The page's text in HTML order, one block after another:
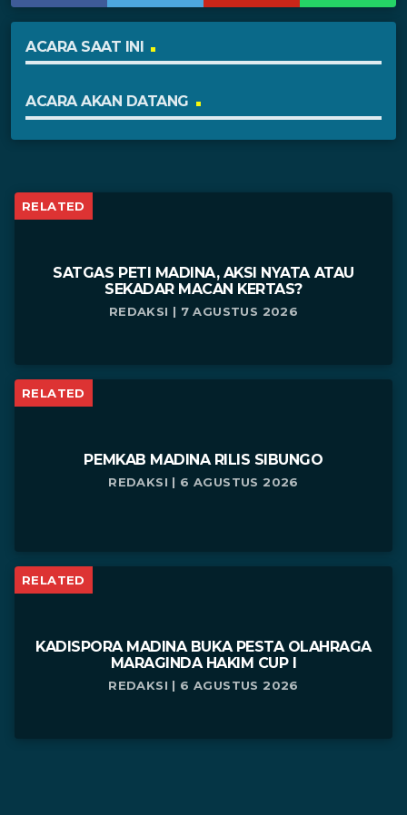
ACARA SAAT INI
ACARA AKAN DATANG
RELATED
SATGAS PETI MADINA, AKSI NYATA ATAU
SEKADAR MACAN KERTAS?
REDAKSI | 7 AGUSTUS 2026
RELATED
PEMKAB MADINA RILIS SIBUNGO
REDAKSI | 6 AGUSTUS 2026
RELATED
KADISPORA MADINA BUKA PESTA OLAHRAGA
MARAGINDA HAKIM CUP I
REDAKSI | 6 AGUSTUS 2026